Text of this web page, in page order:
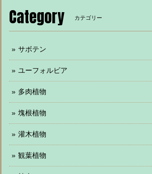
Category カテゴリー
サボテン
ユーフォルビア
多肉植物
塊根植物
灌木植物
観葉植物